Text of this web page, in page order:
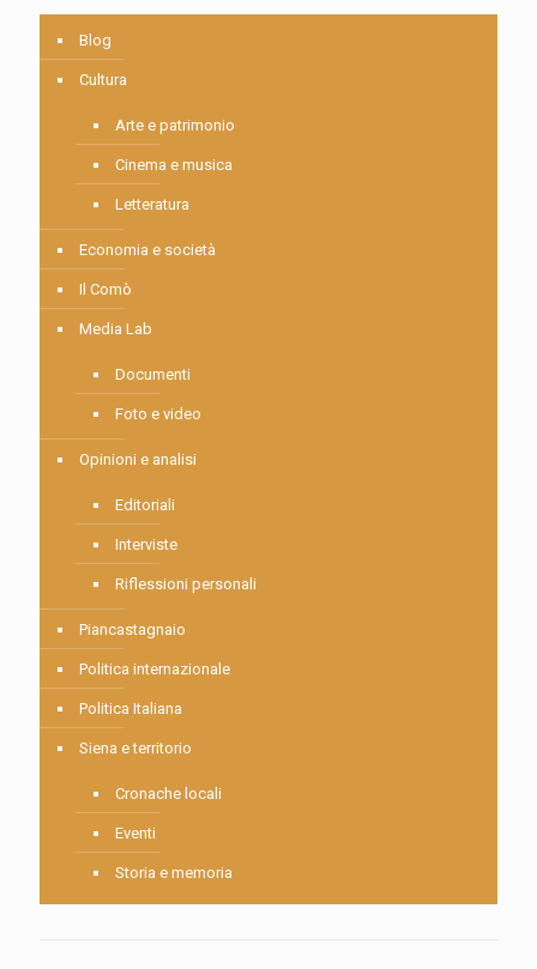
Blog
Cultura
Arte e patrimonio
Cinema e musica
Letteratura
Economia e società
Il Comò
Media Lab
Documenti
Foto e video
Opinioni e analisi
Editoriali
Interviste
Riflessioni personali
Piancastagnaio
Politica internazionale
Politica Italiana
Siena e territorio
Cronache locali
Eventi
Storia e memoria